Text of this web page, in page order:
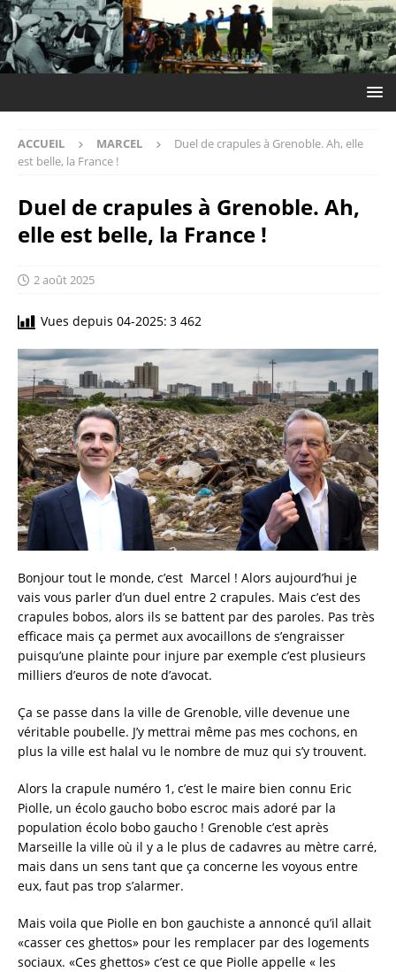
ACCUEIL MARCEL
Duel de crapules à Grenoble. Ah, elle
est belle, la France !
Duel de crapules à Grenoble. Ah,
elle est belle, la France !
2 août 2025
Vues depuis 04-2025: 3 462
Bonjour tout le monde, c’est Marcel ! Alors aujourd’hui je
vais vous parler d’un duel entre 2 crapules. Mais c’est des
crapules bobos, alors ils se battent par des paroles. Pas très
efficace mais ça permet aux avocaillons de s’engraisser
puisqu’une plainte pour injure par exemple c’est plusieurs
milliers d’euros de note d’avocat.
Ça se passe dans la ville de Grenoble, ville devenue une
véritable poubelle. J’y mettrai même pas mes cochons, en
plus la ville est halal vu le nombre de muz qui s’y trouvent.
Alors la crapule numéro 1, c’est le maire bien connu Eric
Piolle, un écolo gaucho bobo escroc mais adoré par la
population écolo bobo gaucho ! Grenoble c’est après
Marseille la ville où il y a le plus de cadavres au mètre carré,
mais dans un sens tant que ça concerne les voyous entre
eux, faut pas trop s’alarmer.
Mais voila que Piolle en bon gauchiste a annoncé qu’il allait
«casser ces ghettos» pour les remplacer par des logements
sociaux. «Ces ghettos» c’est ce que Piolle appelle « les